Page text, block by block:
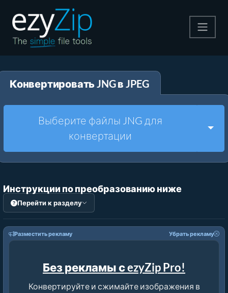
Pаспаковывайте
Другие инструменты
Конвертировать JNG в JPEG
Выберите файлы JNG для
конвертации
Инструкции по преобразованию ниже
Перейти к разделу
Разместить рекламу Убрать рекламу
Без рекламы с ezyZip Pro!
Конвертируйте и сжимайте изображения в